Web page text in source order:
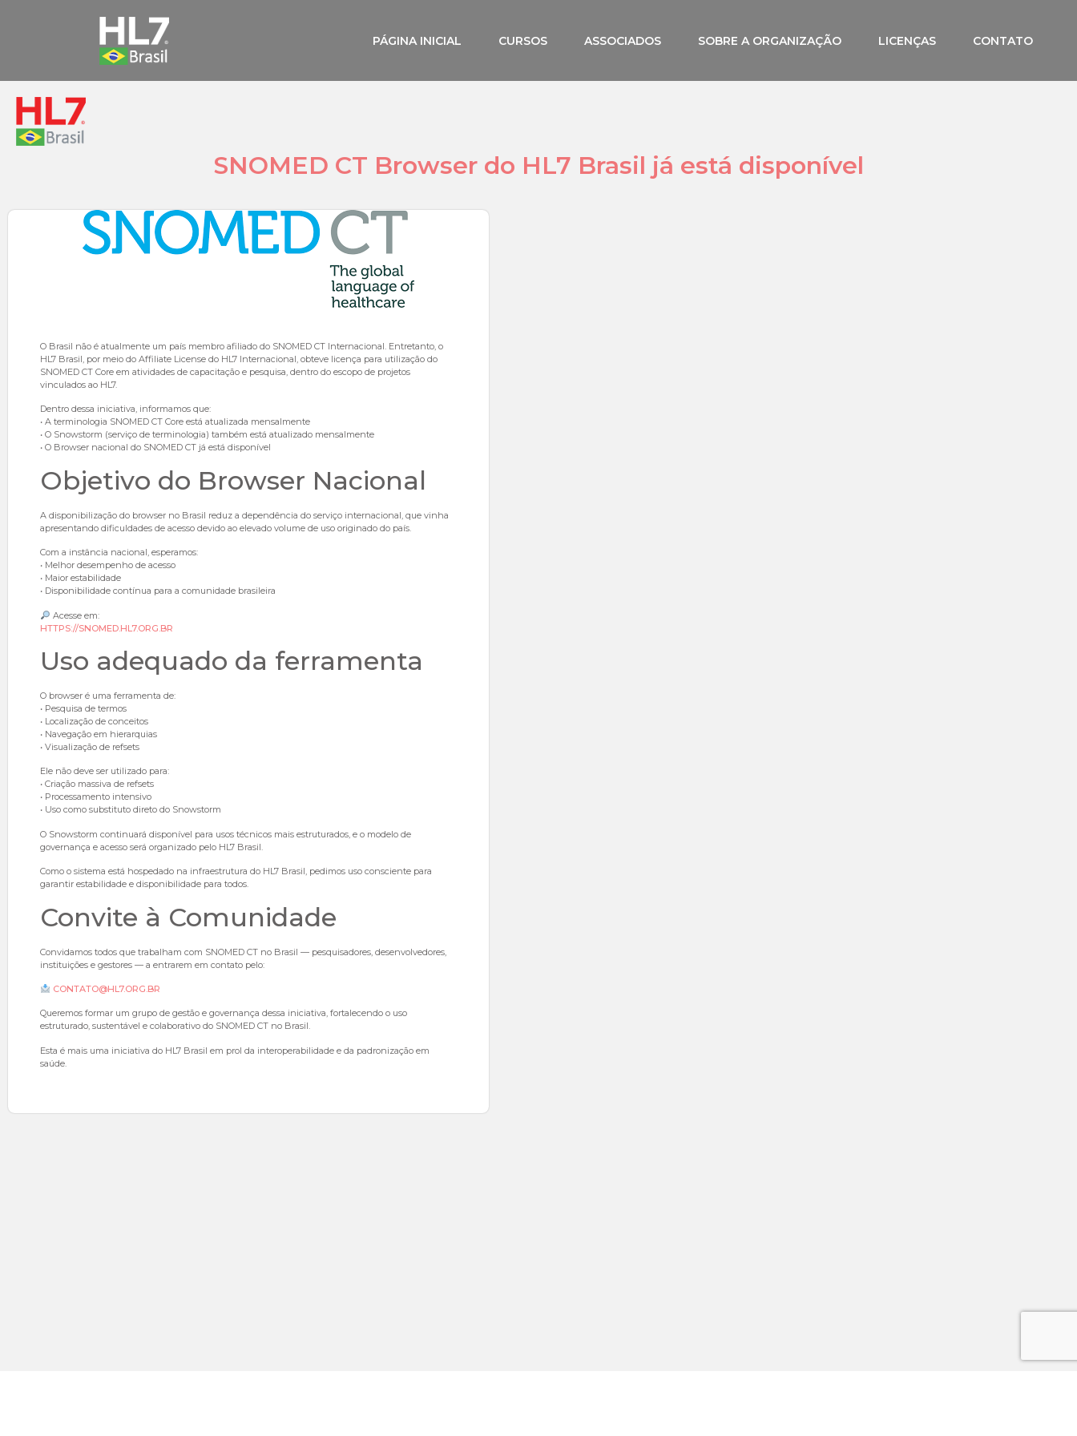
PÁGINA INICIAL CURSOS ASSOCIADOS SOBRE A ORGANIZAÇÃO LICENÇAS CONTATO
SNOMED CT Browser do HL7 Brasil já está disponível
O Brasil não é atualmente um país membro afiliado do SNOMED CT Internacional. Entretanto, o
HL7 Brasil, por meio do Affiliate License do HL7 Internacional, obteve licença para utilização do
SNOMED CT Core em atividades de capacitação e pesquisa, dentro do escopo de projetos
vinculados ao HL7.
Dentro dessa iniciativa, informamos que:
• A terminologia SNOMED CT Core está atualizada mensalmente
• O Snowstorm (serviço de terminologia) também está atualizado mensalmente
• O Browser nacional do SNOMED CT já está disponível
Objetivo do Browser Nacional
A disponibilização do browser no Brasil reduz a dependência do serviço internacional, que vinha
apresentando dificuldades de acesso devido ao elevado volume de uso originado do país.
Com a instância nacional, esperamos:
• Melhor desempenho de acesso
• Maior estabilidade
• Disponibilidade contínua para a comunidade brasileira
Acesse em:
HTTPS://SNOMED.HL7.ORG.BR
Uso adequado da ferramenta
O browser é uma ferramenta de:
• Pesquisa de termos
• Localização de conceitos
• Navegação em hierarquias
• Visualização de refsets
Ele não deve ser utilizado para:
• Criação massiva de refsets
• Processamento intensivo
• Uso como substituto direto do Snowstorm
O Snowstorm continuará disponível para usos técnicos mais estruturados, e o modelo de
governança e acesso será organizado pelo HL7 Brasil.
Como o sistema está hospedado na infraestrutura do HL7 Brasil, pedimos uso consciente para
garantir estabilidade e disponibilidade para todos.
Convite à Comunidade
Convidamos todos que trabalham com SNOMED CT no Brasil — pesquisadores, desenvolvedores,
instituições e gestores — a entrarem em contato pelo:
CONTATO@HL7.ORG.BR
Queremos formar um grupo de gestão e governança dessa iniciativa, fortalecendo o uso
estruturado, sustentável e colaborativo do SNOMED CT no Brasil.
Esta é mais uma iniciativa do HL7 Brasil em prol da interoperabilidade e da padronização em
saúde.